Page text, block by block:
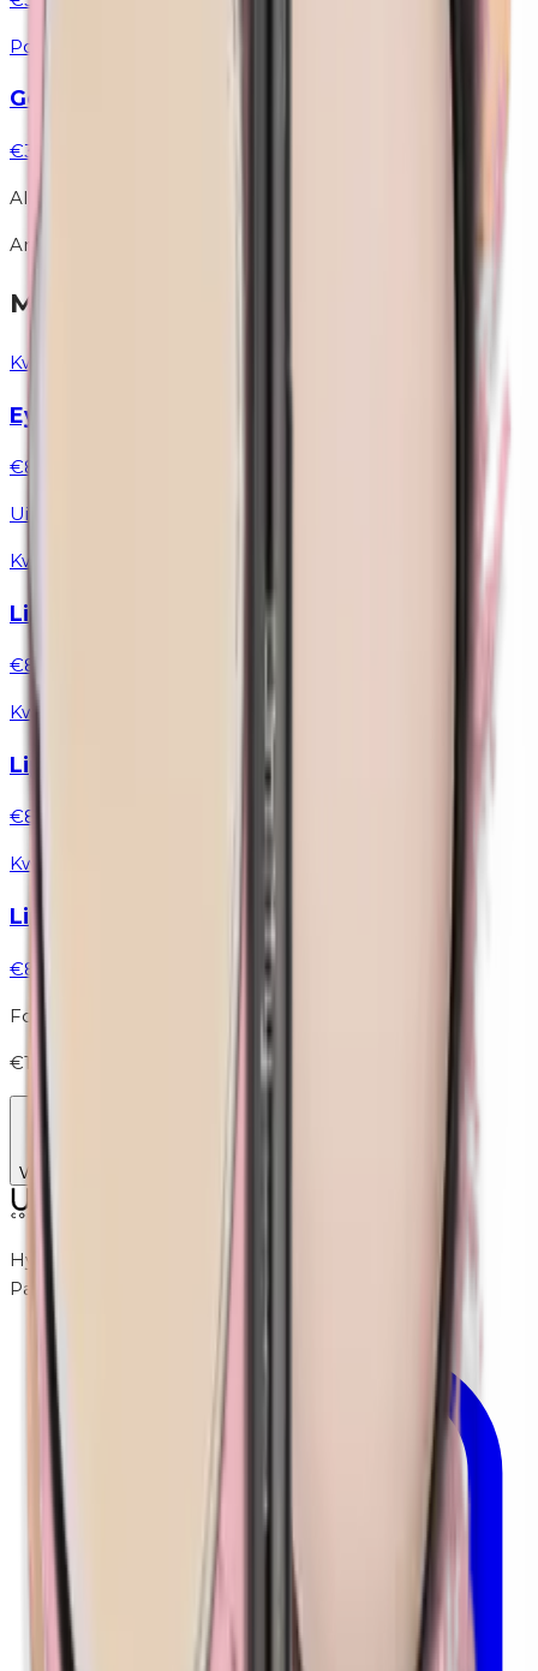
Poeders
Gezichtspoeder | 820 Translucent
€32,95
Alle producten zijn hypoallergeen en parfumvrij.
Anderen bekeken ook
Meer kwasten
Kwasten
Eyelinerkwast | Wenkbrauwkwast
€8,50
Uitverkocht
Kwasten
Lippenseel Mini | 5 stuks
€8,00
Kwasten
Lippenseel | Afsluitbaar
€8,50
Kwasten
Lippenseel | Retractable
€8,50
Foundationkwast | Groot
€12,00
Voeg toe
Hypoallergene make-up voor de gevoelige huid.
Parfumvrij, parabenvrij, dierproefvrij.